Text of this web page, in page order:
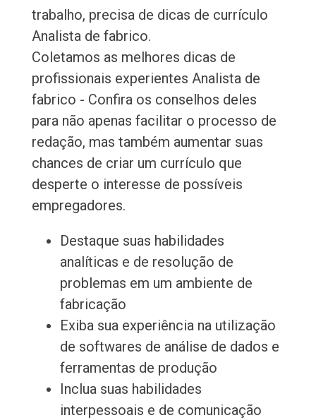
trabalho, precisa de dicas de currículo
Analista de fabrico.
Coletamos as melhores dicas de
profissionais experientes Analista de
fabrico - Confira os conselhos deles
para não apenas facilitar o processo de
redação, mas também aumentar suas
chances de criar um currículo que
desperte o interesse de possíveis
empregadores.
Destaque suas habilidades
analíticas e de resolução de
problemas em um ambiente de
fabricação
Exiba sua experiência na utilização
de softwares de análise de dados e
ferramentas de produção
Inclua suas habilidades
interpessoais e de comunicação